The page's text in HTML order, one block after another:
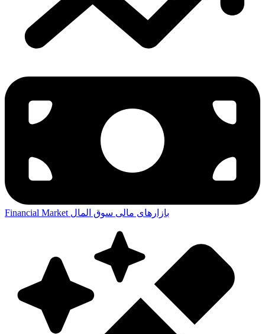
Financial Market بازارهای مالی سوق المال